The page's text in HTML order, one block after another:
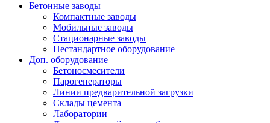
Бетонные заводы
Компактные заводы
Мобильные заводы
Стационарные заводы
Нестандартное оборудование
Доп. оборудование
Бетоносмесители
Парогенераторы
Линии предварительной загрузки
Склады цемента
Лаборатории